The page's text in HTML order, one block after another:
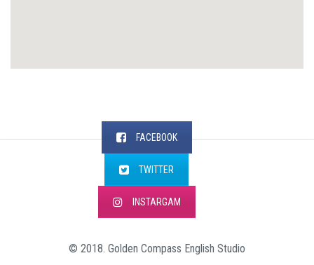
FACEBOOK
TWITTER
INSTARGAM
© 2018. Golden Compass English Studio